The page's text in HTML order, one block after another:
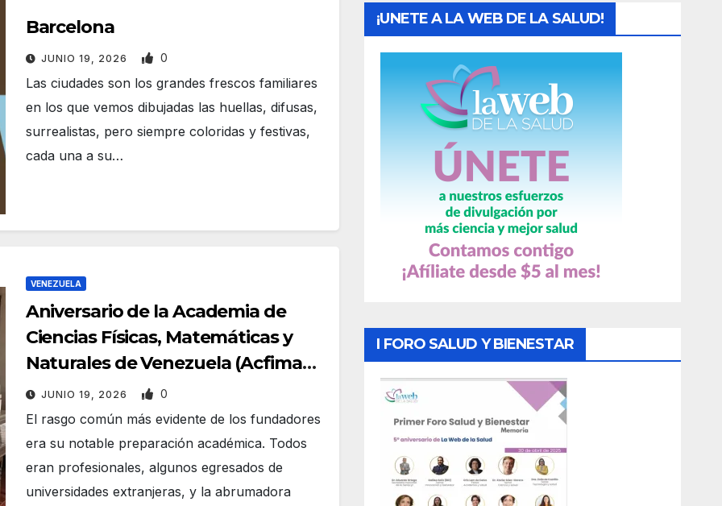
Barcelona
JUNIO 19, 2026 0
Las ciudades son los grandes frescos familiares
en los que vemos dibujadas las huellas, difusas,
surrealistas, pero siempre coloridas y festivas,
cada una a su…
VENEZUELA
Aniversario de la Academia de
Ciencias Físicas, Matemáticas y
Naturales de Venezuela (Acfiman):
109 años
JUNIO 19, 2026 0
El rasgo común más evidente de los fundadores
era su notable preparación académica. Todos
eran profesionales, algunos egresados de
universidades extranjeras, y la abrumadora
¡UNETE A LA WEB DE LA SALUD!
I FORO SALUD Y BIENESTAR